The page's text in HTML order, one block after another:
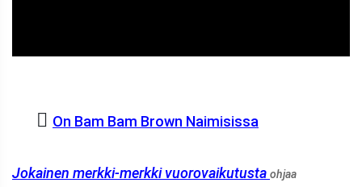
On Bam Bam Brown Naimisissa
Jokainen merkki-merkki vuorovaikutusta ohjaa